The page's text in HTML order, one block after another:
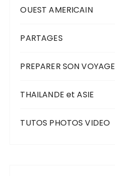
OUEST AMERICAIN
PARTAGES
PREPARER SON VOYAGE
THAILANDE et ASIE
TUTOS PHOTOS VIDEO